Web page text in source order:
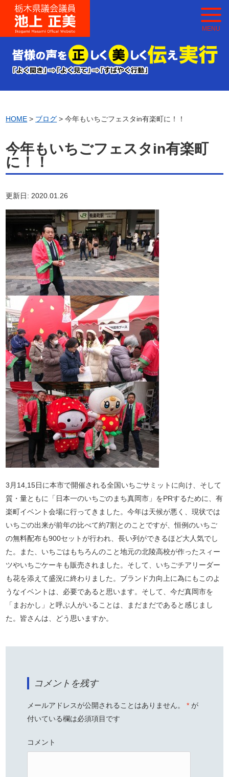
MENU
HOME > ブログ > 今年もいちごフェスタin有楽町に！！
今年もいちごフェスタin有楽町
に！！
更新日: 2020.01.26
3月14,15日に本市で開催される全国いちごサミットに向け、そして
質・量ともに「日本一のいちごのまち真岡市」をPRするために、有
楽町イベント会場に行ってきました。今年は天候が悪く、現状では
いちごの出来が前年の比べて約7割とのことですが、恒例のいちご
の無料配布も900セットが行われ、長い列ができるほど大人気でし
た。また、いちごはもちろんのこと地元の北陵高校が作ったスィー
ツやいちごケーキも販売されました。そして、いちごチアリーダー
も花を添えて盛況に終わりました。ブランド力向上に為にもこのよ
うなイベントは、必要であると思います。そして、今だ真岡市を
「まおかし」と呼ぶ人がいることは、まだまだであると感じまし
た。皆さんは、どう思いますか。
コメントを残す
メールアドレスが公開されることはありません。 * が
付いている欄は必須項目です
コメント